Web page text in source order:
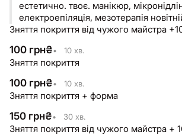
естетично. твоє. манікюр, мікронідлінг, лазер, PM, вії,
електроепіляція, мезотерапія
методики
Зняття покриття від чужого майстра
100 грн₴• 10 хв.
Зняття покриття
100 грн₴• 10 хв.
Зняття покриття + форма
150 грн₴• 30 хв.
Зняття покриття від чужого майстра +